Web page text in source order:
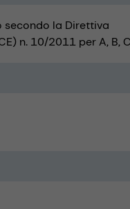
la Direttiva
n. 10/2011 per A, B, C